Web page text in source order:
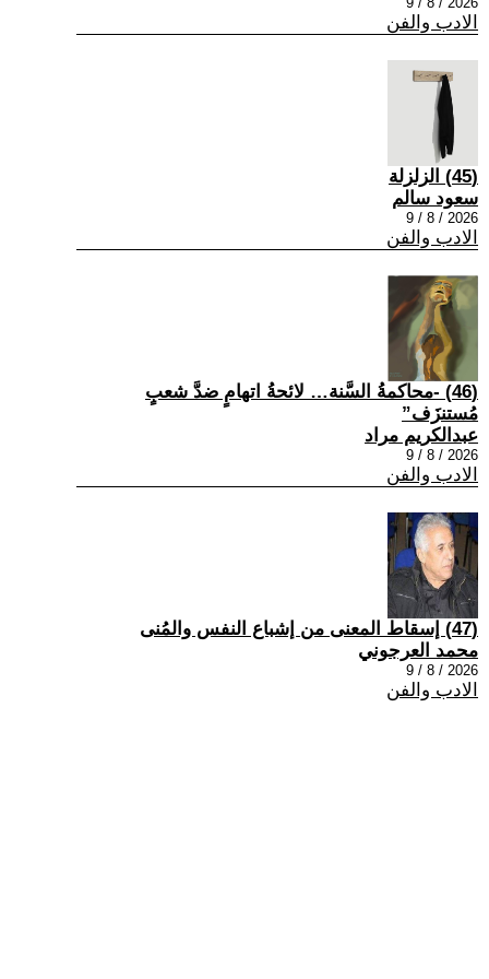
الادب والفن
(45) الزلزلة
سعود سالم
2026 / 8 / 9
الادب والفن
(46) -محاكمةُ السَّنة… لائحةُ اتهامٍ ضدَّ شعبٍ
مُستنزَف”
عبدالكريم مراد
2026 / 8 / 9
الادب والفن
(47) إسقاط المعنى من إشباع النفس والمُنى
محمد العرجوني
2026 / 8 / 9
الادب والفن